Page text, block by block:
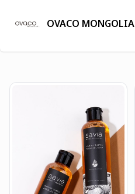
OVACO MONGOLIA